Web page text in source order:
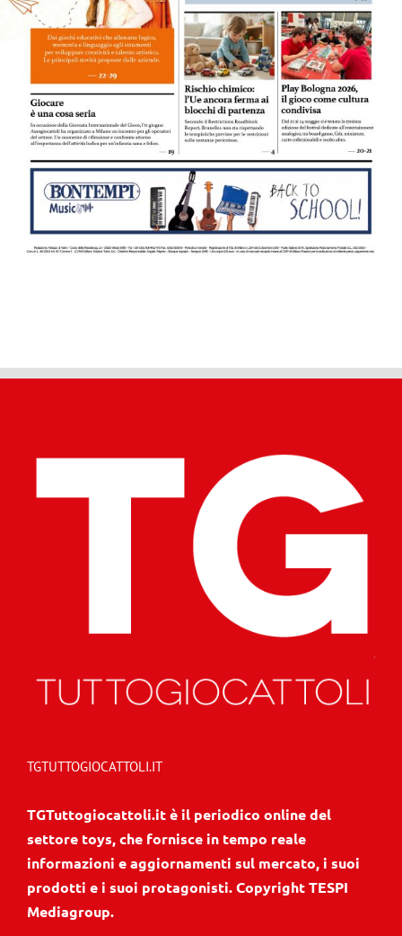
TGTUTTOGIOCATTOLI.IT
TGTuttogiocattoli.it è il periodico online del
settore toys, che fornisce in tempo reale
informazioni e aggiornamenti sul mercato, i suoi
prodotti e i suoi protagonisti. Copyright TESPI
Mediagroup.